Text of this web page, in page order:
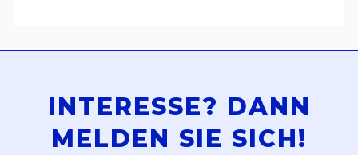
INTERESSE? DANN
MELDEN SIE SICH!